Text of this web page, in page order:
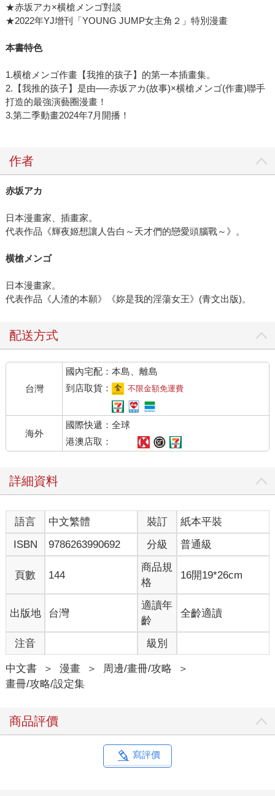
★赤坂アカ×横槍メンゴ對談
★2022年YJ增刊「YOUNG JUMP女主角２」特別漫畫
本書特色
1.横槍メンゴ作畫【我推的孩子】的第一本插畫集。
2.【我推的孩子】是由──赤坂アカ(故事)×横槍メンゴ(作畫)聯手
打造的最強演藝圈漫畫！
3.第二季動畫2024年7月開播！
作者
赤坂アカ
日本漫畫家、插畫家。
代表作品《輝夜姬想讓人告白～天才們的戀愛頭腦戰～》。
横槍メンゴ
日本漫畫家。
代表作品《人渣的本願》《妳是我的淫蕩女王》(青文出版)。
配送方式
台灣
國內宅配：本島、離島
到店取貨：
不限金額免運費
海外
國際快遞：全球
港澳店取：
詳細資料
語言 中文繁體 裝訂
紙本平裝
ISBN
9786263990692 分級 普通級
頁數 144
商品規
格
16開19*26cm
出版地 台灣
適讀年
齡
全齡適讀
注音 級別
中文書 ＞ 漫畫 ＞ 周邊/畫冊/攻略
＞
畫冊/攻略/設定集
商品評價
寫評價